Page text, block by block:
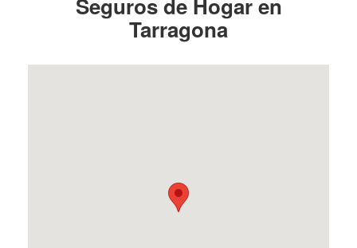
Seguros de Hogar en
Tarragona